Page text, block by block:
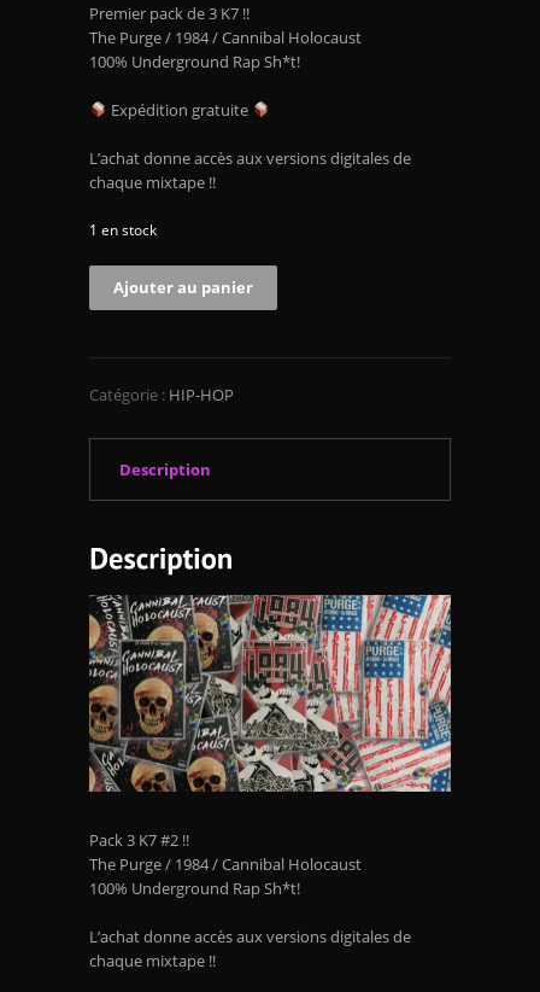
Premier pack de 3 K7 !!
The Purge / 1984 / Cannibal Holocaust
100% Underground Rap Sh*t!
Expédition gratuite
L’achat donne accès aux versions digitales de
chaque mixtape !!
1 en stock
Ajouter au panier
Catégorie : HIP-HOP
Description
Pack 3 K7 #2 !!
The Purge / 1984 / Cannibal Holocaust
100% Underground Rap Sh*t!
L’achat donne accès aux versions digitales de
chaque mixtape !!